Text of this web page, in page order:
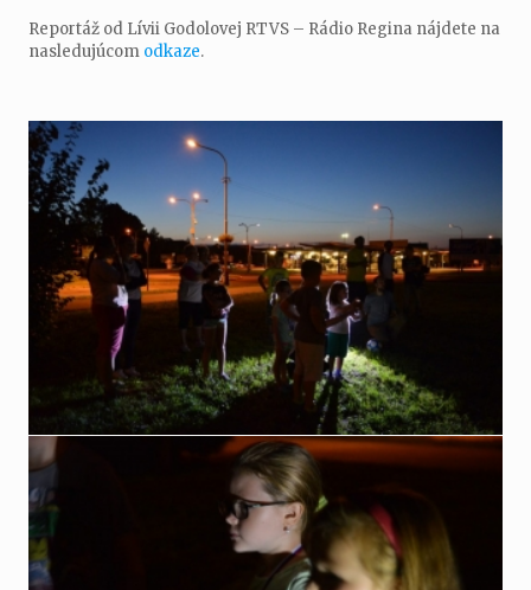
Reportáž od Lívii Godolovej RTVS – Rádio Regina nájdete na
nasledujúcom odkaze.